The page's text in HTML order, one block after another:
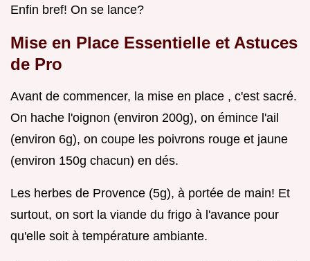
Enfin bref! On se lance?
Mise en Place Essentielle et Astuces
de Pro
Avant de commencer, la mise en place , c'est sacré.
On hache l'oignon (environ 200g), on émince l'ail
(environ 6g), on coupe les poivrons rouge et jaune
(environ 150g chacun) en dés.
Les herbes de Provence (5g), à portée de main! Et
surtout, on sort la viande du frigo à l'avance pour
qu'elle soit à température ambiante.